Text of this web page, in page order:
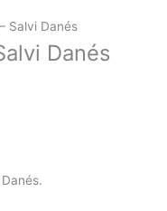
Salvi Danés
Danés